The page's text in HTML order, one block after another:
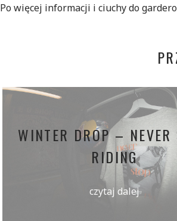
Po więcej informacji i ciuchy do
WINTER DROP – NEVER
RIDING
czytaj dalej